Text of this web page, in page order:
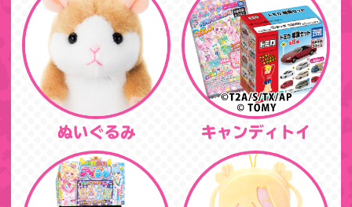
ぬいぐるみ キャンディトイ